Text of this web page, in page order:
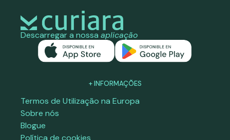
Descarregar a nossa aplicação
+ INFORMAÇÕES
Termos de Utilização na Europa
Sobre nós
Blogue
Política de cookies